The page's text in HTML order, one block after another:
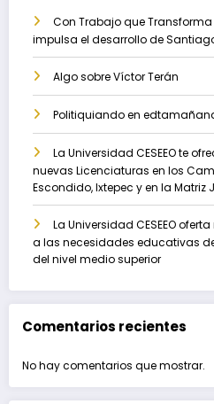
Con Trabajo que
impulsa el desarrollo de
Algo sobre Víctor Terán
Politiquiando en
La Universidad CESEEO te
nuevas Licenciaturas en los
Escondido, Ixtepec y en la Matriz
La Universidad CESEEO
a las necesidades educativas
del nivel medio superior
Comentarios recientes
No hay comentarios que mostrar.